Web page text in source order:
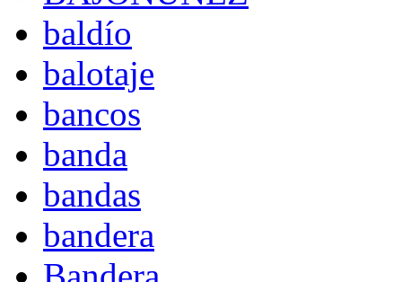
baldío
balotaje
bancos
banda
bandas
bandera